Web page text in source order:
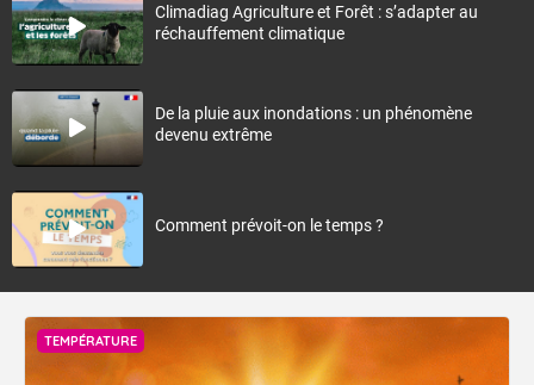
Climadiag Agriculture et Forêt : s’adapter au
réchauffement climatique
De la pluie aux inondations : un phénomène
devenu extrême
Comment prévoit-on le temps ?
TEMPÉRATURE